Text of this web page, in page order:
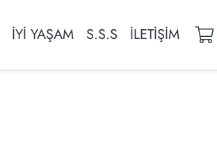
İYİ YAŞAM S.S.S İLETİŞİM